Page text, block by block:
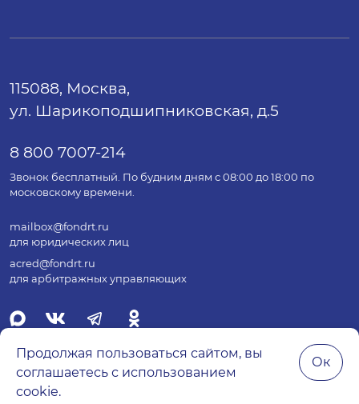
115088, Москва,
ул. Шарикоподшипниковская, д.5
8 800 7007-214
Звонок бесплатный. По будним дням с 08:00 до 18:00 по
московскому времени.
mailbox@fondrt.ru
для юридических лиц
acred@fondrt.ru
для арбитражных управляющих
© 2026 Все права защищены.
Продолжая пользоваться сайтом, вы
соглашаетесь с использованием
cookie.
Ок